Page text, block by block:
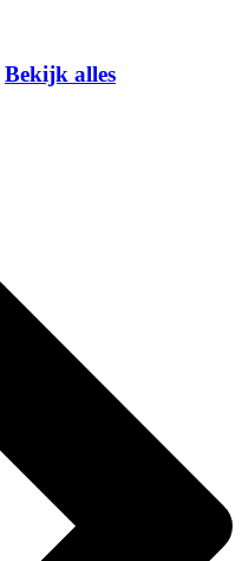
Bekijk alles